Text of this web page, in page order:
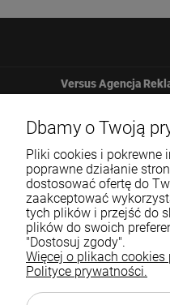
Versus Agencja
32-065
Dbamy o Twoją
Pliki cookies i pokrewne
poprawne działanie
dostosować ofertę do
zaakceptować
tych plików i przejść do
plików do swoich
"Dostosuj zgody".
Więcej o plikach
Polityce prywatności.